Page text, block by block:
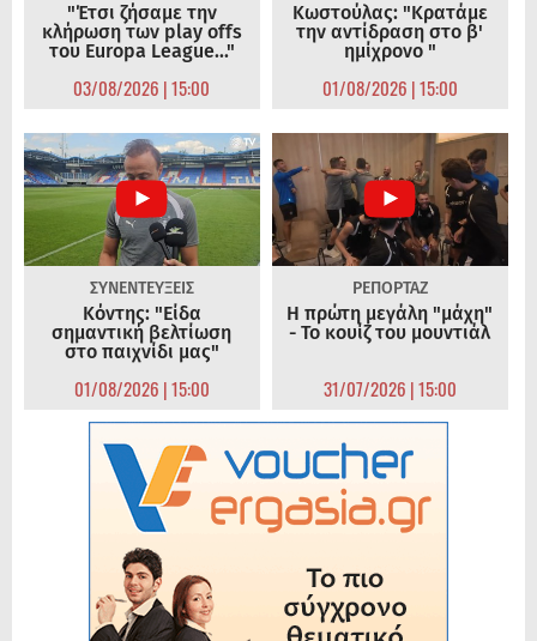
"Έτσι ζήσαμε την
κλήρωση των play offs
του Europa League..."
03/08/2026 | 15:00
Κωστούλας: "Κρατάμε
την αντίδραση στο β'
ημίχρονο "
01/08/2026 | 15:00
ΣΥΝΕΝΤΕΥΞΕΙΣ
Κόντης: "Είδα
σημαντική βελτίωση
στο παιχνίδι μας"
01/08/2026 | 15:00
ΡΕΠΟΡΤΑΖ
Η πρώτη μεγάλη "μάχη"
- Το κουίζ του μουντιάλ
31/07/2026 | 15:00